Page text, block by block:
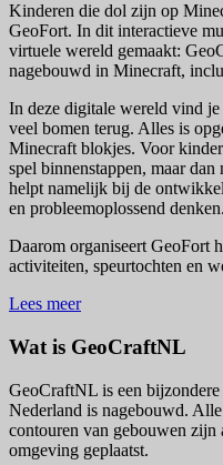
Kinderen die dol zijn op
GeoFort. In dit interactieve
virtuele wereld gemaakt:
nagebouwd in Minecraft,
In deze digitale wereld vind
veel bomen terug. Alles is
Minecraft blokjes. Voor
spel binnenstappen, maar
helpt namelijk bij de
en probleemoplossend denken.
Daarom organiseert GeoFort
activiteiten, speurtochten en
Lees meer
Wat is GeoCraftNL
GeoCraftNL is een
Nederland is nagebouwd.
contouren van gebouwen
omgeving geplaatst.